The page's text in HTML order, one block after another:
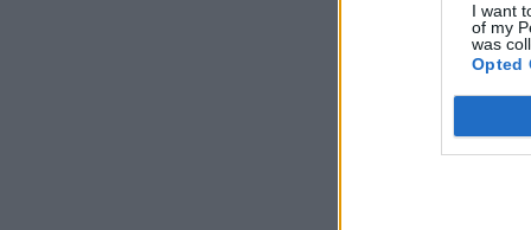
I want
of my
was
Opted
Az előfizetés a
Portfolio.hu
kötéslistái